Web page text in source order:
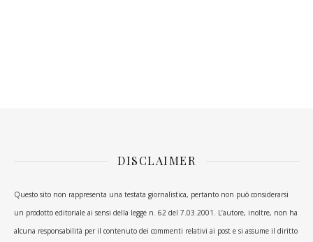
DISCLAIMER
Questo sito non rappresenta una testata giornalistica, pertanto non può considerarsi
un prodotto editoriale ai sensi della legge n. 62 del 7.03.2001. L’autore, inoltre, non ha
alcuna responsabilità per il contenuto dei commenti relativi ai post e si assume il diritto